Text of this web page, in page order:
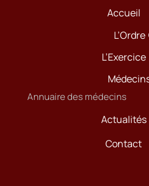
Accueil
L’Ordre
L’Exercice
Annuaire des médecins
Actualités
Contact